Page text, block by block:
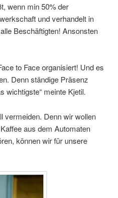
wenn min 50% der
und verhandelt in
Beschäftigten! Ansonsten
to Face organisiert! Und es
Denn ständige Präsenz
wichtigste“ meinte Kjetil.
vermeiden. Denn wir wollen
aus dem Automaten
können wir für unsere